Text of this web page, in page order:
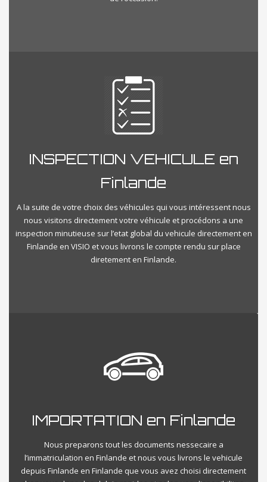
INSPECTION VEHICULE en
Finlande
A la suite de votre choix des véhicules qui vous intéressent nous
nous visitons directement votre véhicule et procédons a une
inspection minutieuse sur l’etat global du vehicule directement en
Finlande en VISIO et vous livrons le compte rendu sur place
diretement en Finlande.
IMPORTATION en Finlande
Nous preparons tout les documents nessecaire a
l’immatriculation en Finlande et nous vous livrons le vehicule
depuis Finlande en Finlande que vous avez choisi directement